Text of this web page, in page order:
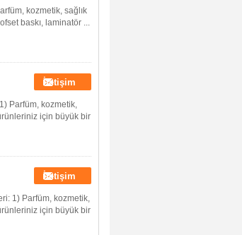
kozmetik, sağlık
baskı, laminatör ...
İletişim
Parfüm, kozmetik,
için büyük bir
İletişim
1) Parfüm, kozmetik,
için büyük bir